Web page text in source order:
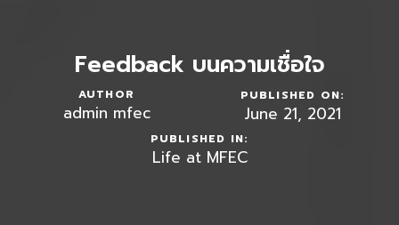
Feedback บนความเชื่อใจ
AUTHOR
admin mfec
PUBLISHED ON:
June 21, 2021
PUBLISHED IN:
Life at MFEC